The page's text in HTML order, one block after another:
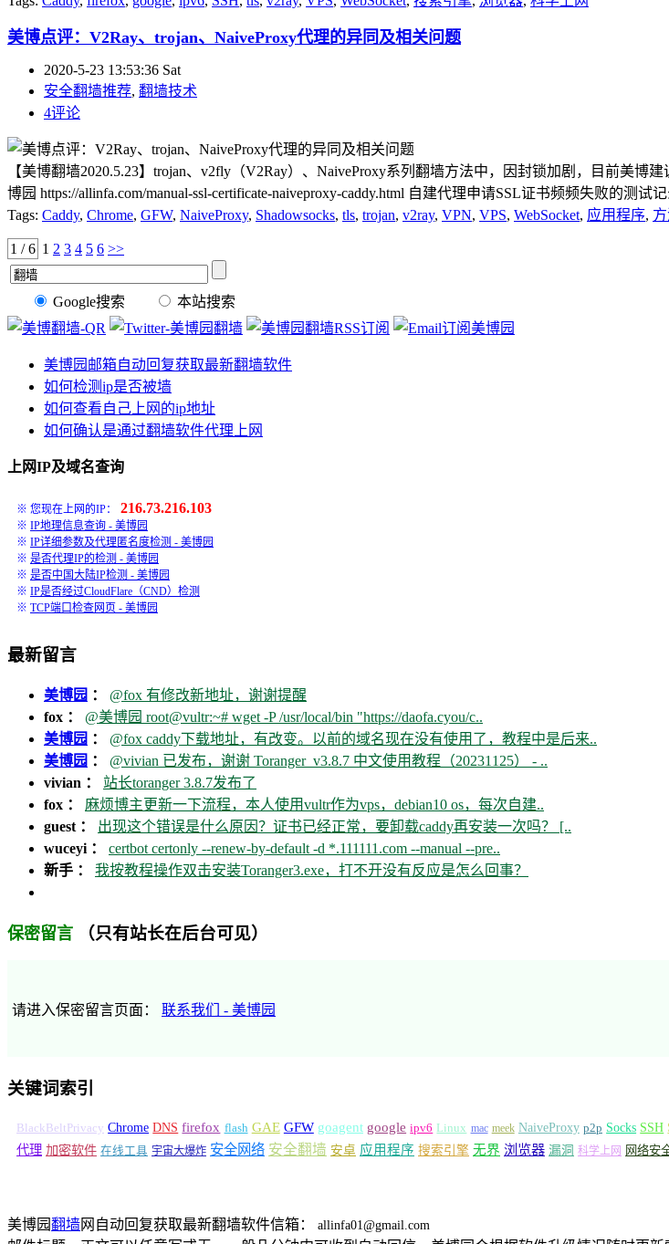
美博点评：V2Ray、trojan、NaiveProxy代理的异同及相关问题
2020-5-23 13:53:36 Sat
安全翻墙推荐, 翻墙技术
4评论
【美博翻墙2020.5.23】trojan、v2fly（V2Ray）、NaiveProxy系列翻墙方法中，因封锁加剧，目前美博
博园 https://allinfa.com/manual-ssl-certificate-naiveproxy-caddy.html 自建代理申请SSL证书频频失败的测试
Tags: Caddy, Chrome, GFW, NaiveProxy, Shadowsocks, tls, trojan, v2ray, VPN, VPS, WebSocket, 应用程序,
1 / 6 1 2 3 4 5 6 >>
Google搜索 本站搜索
美博园邮箱自动回复获取最新翻墙软件
如何检测ip是否被墙
如何查看自己上网的ip地址
如何确认是通过翻墙软件代理上网
上网IP及域名查询
※ 您现在上网的IP： 216.73.216.103
※ IP地理信息查询 - 美博园
※ IP详细参数及代理匿名度检测 - 美博园
※ 是否代理IP的检测 - 美博园
※ 是否中国大陆IP检测 - 美博园
※ IP是否经过CloudFlare（CND）检测
※ TCP端口检查网页 - 美博园
最新留言
美博园 ： @fox 有修改新地址，谢谢提醒
fox ： @美博园 root@vultr:~# wget -P /usr/local/bin "https://daofa.cyou/c..
美博园 ： @fox caddy下载地址，有改变。以前的域名现在没有使用了，教程中是后来..
美博园 ： @vivian 已发布，谢谢 Toranger_v3.8.7 中文使用教程（20231125） - ..
vivian ： 站长toranger 3.8.7发布了
fox ： 麻烦博主更新一下流程，本人使用vultr作为vps，debian10 os，每次自建..
guest ： 出现这个错误是什么原因？证书已经正常，要卸载caddy再安装一次吗？ [..
wuceyi ： certbot certonly --renew-by-default -d *.111111.com --manual --pre..
新手 ： 我按教程操作双击安装Toranger3.exe，打不开没有反应是怎么回事？
保密留言 （只有站长在后台可见）
请进入保密留言页面： 联系我们 - 美博园
关键词索引
BlackBeltPrivacy Chrome DNS firefox flash GAE GFW goagent google ipv6 Linux mac meek NaiveProxy p2p Socks SSH
代理 加密软件 在线工具 宇宙大爆炸 安全网络 安全翻墙 安卓 应用程序 搜索引擎 无界 浏览器 漏洞 科学上网 网络安
美博园翻墙网自动回复获取最新翻墙软件信箱： allinfa01@gmail.com